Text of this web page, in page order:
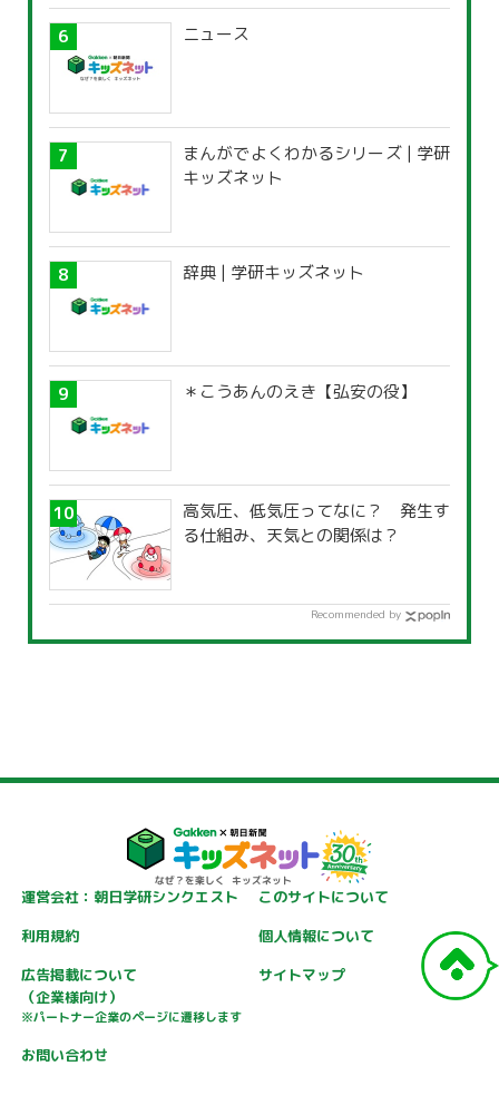
ニュース
まんがでよくわかるシリーズ | 学研
キッズネット
辞典 | 学研キッズネット
＊こうあんのえき【弘安の役】
高気圧、低気圧ってなに？ 発生す
る仕組み、天気との関係は？
Recommended by
運営会社：朝日学研シンクエスト
このサイトについて
利用規約
個人情報について
広告掲載について
（企業様向け）
※パートナー企業のページに遷移します
サイトマップ
お問い合わせ